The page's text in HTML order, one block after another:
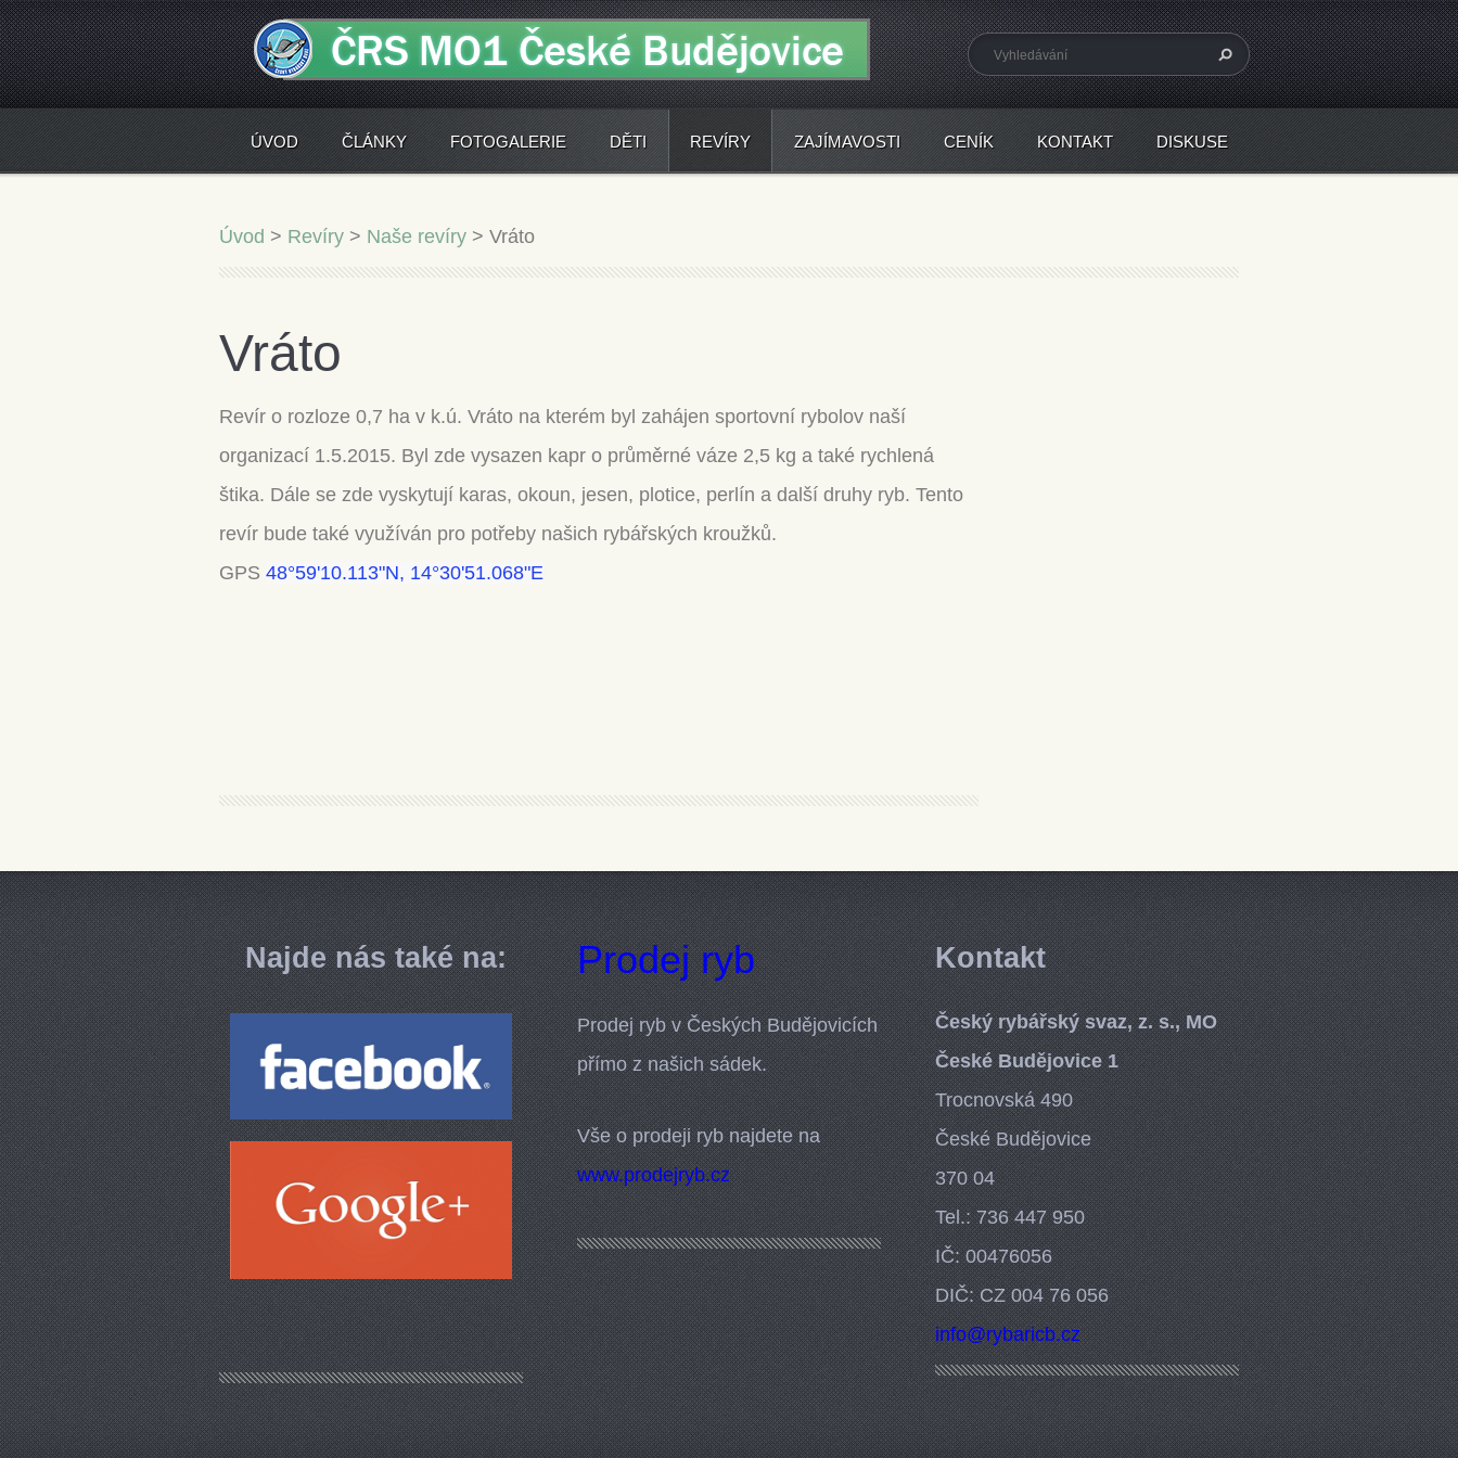
ÚVOD ČLÁNKY FOTOGALERIE DĚTI REVÍRY ZAJÍMAVOSTI CENÍK KONTAKT DISKUSE
Úvod > Revíry > Naše revíry > Vráto
Vráto
Revír o rozloze 0,7 ha v k.ú. Vráto na kterém byl zahájen sportovní rybolov naší
organizací 1.5.2015. Byl zde vysazen kapr o průměrné váze 2,5 kg a také rychlená
štika. Dále se zde vyskytují karas, okoun, jesen, plotice, perlín a další druhy ryb. Tento
revír bude také využíván pro potřeby našich rybářských kroužků.
GPS 48°59'10.113"N, 14°30'51.068"E
Najde nás také na: Prodej ryb
Prodej ryb v Českých Budějovicích
přímo z našich sádek.
Vše o prodeji ryb najdete na
www.prodejryb.cz
Kontakt
Český rybářský svaz, z. s., MO
České Budějovice 1
Trocnovská 490
České Budějovice
370 04
Tel.: 736 447 950
IČ: 00476056
DIČ: CZ 004 76 056
info@rybaricb.cz